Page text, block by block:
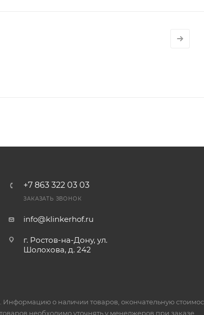
+7 863 322 03 03
ЗАКАЗАТЬ ЗВОНОК
info@klinkerhof.ru
г. Ростов-на-Дону, ул.
Шолохова, д. 242
о наличии товаров, окончательную
необходимо уточнять у менеджеров при заказе.